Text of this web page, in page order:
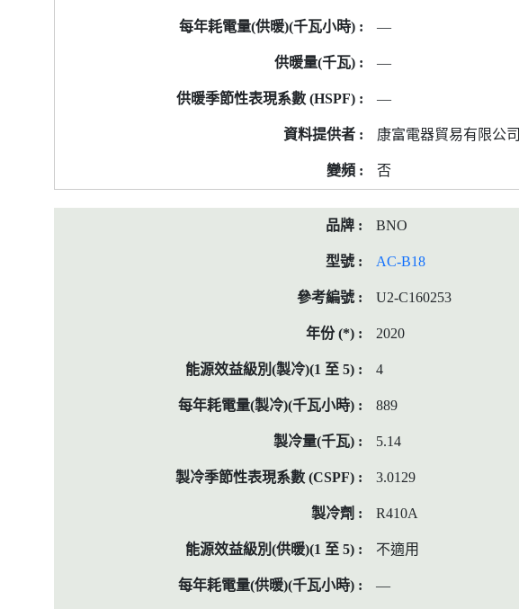
—
—
—
康富電器貿易有限公司
否
BNO
AC-B18
U2-C160253
2020
4
889
5.14
3.0129
R410A
不適用
—